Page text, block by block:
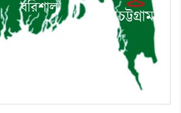
এবং একটি বিশ্লেষণ